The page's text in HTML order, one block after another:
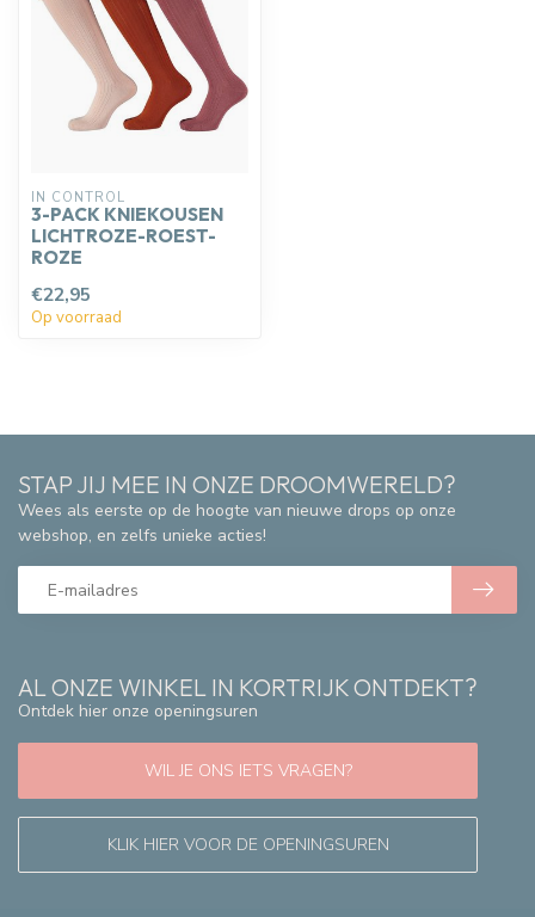
IN CONTROL
3-PACK KNIEKOUSEN
LICHTROZE-ROEST-
ROZE
€22,95
Op voorraad
AL ONZE WINKEL IN KORTRIJK ONTDEKT?
Ontdek hier onze openingsuren
WIL JE ONS IETS VRAGEN?
KLIK HIER VOOR DE OPENINGSUREN
STAP JIJ MEE IN ONZE DROOMWERELD?
Wees als eerste op de hoogte van nieuwe drops op onze
webshop, en zelfs unieke acties!